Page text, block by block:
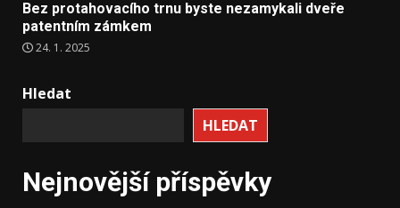
Bez protahovacího trnu byste nezamykali dveře
patentním zámkem
24. 1. 2025
Hledat
HLEDAT
Nejnovější příspěvky